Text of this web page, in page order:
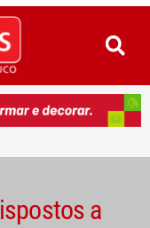
a